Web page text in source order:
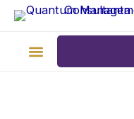
Skip
content